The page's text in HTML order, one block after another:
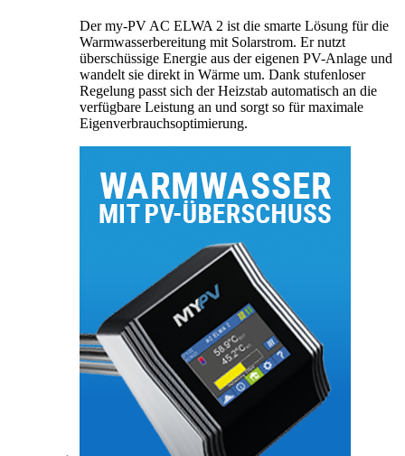
Der my-PV AC ELWA 2 ist die smarte Lösung für die
Warmwasserbereitung mit Solarstrom. Er nutzt
überschüssige Energie aus der eigenen PV-Anlage und
wandelt sie direkt in Wärme um. Dank stufenloser
Regelung passt sich der Heizstab automatisch an die
verfügbare Leistung an und sorgt so für maximale
Eigenverbrauchsoptimierung.